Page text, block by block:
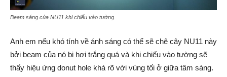
Beam sáng của NU11 khi chiếu vào tường.
Anh em nếu khó tính về ánh sáng có thể sẽ chê cây NU11 này
bởi beam của nó bị hơi trắng quá và khi chiếu vào tường sẽ
thấy hiệu ứng donut hole khá rõ với vùng tối ở giữa tâm sáng.